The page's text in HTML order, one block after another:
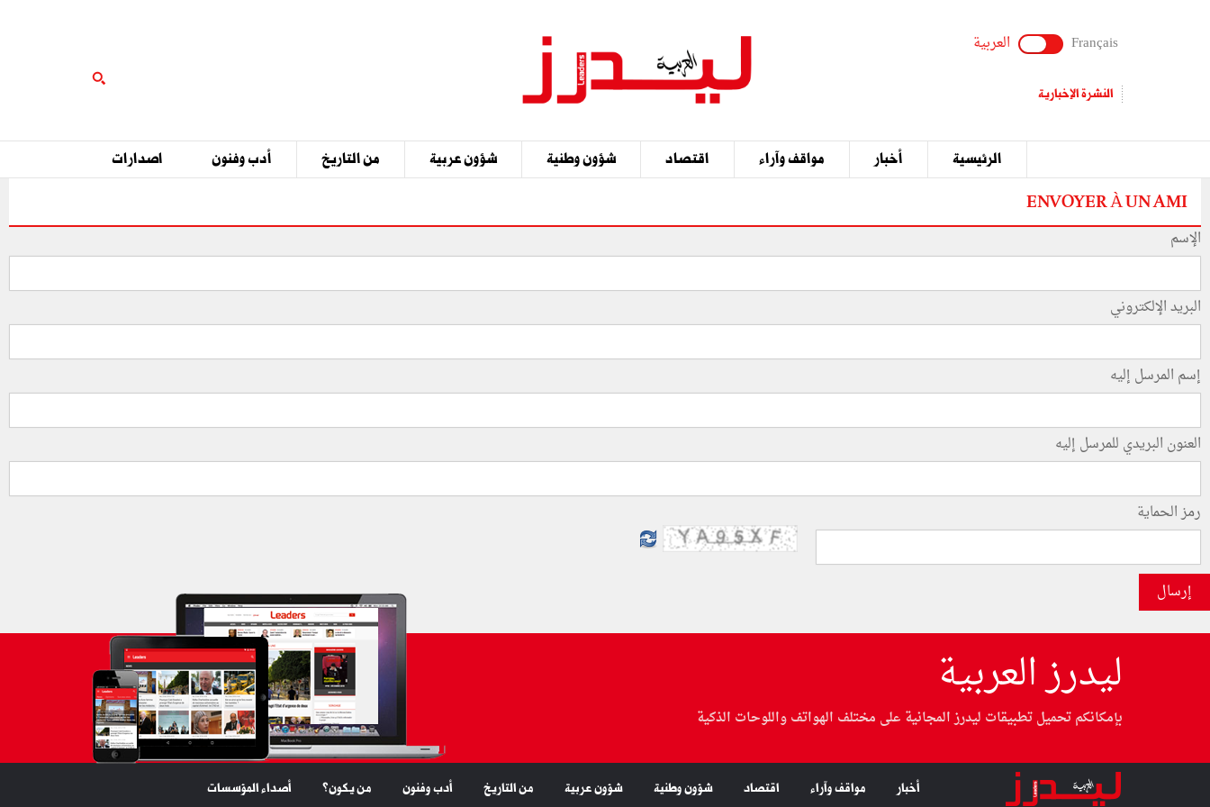
Français العربية
النشرة الإخبارية
الرئيسية أخبار مواقف وآراء اقتصاد شؤون وطنية شؤون عربية من التاريخ أدب وفنون اصدارات
ENVOYER À UN AMI
الإسم
البريد الإلكتروني
إسم المرسل إليه
العنون البريدي للمرسل إليه
رمز الحماية
إرسال
ليدرز العربية
بإمكانكم تحميل تطبيقات ليدرز المجانية على مختلف الهواتف واللوحات الذكية
أخبار مواقف وآراء اقتصاد شؤون وطنية شؤون عربية من التاريخ أدب وفنون من يكون؟ أصداء المؤسسات